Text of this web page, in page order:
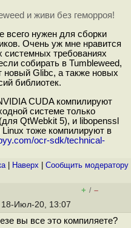
и живи без геморроя!
всего нужен для сборки
Очень уж мне нравится
системных требованиях
собирать в Tumbleweed,
новый Glibc, а также новых
библиотек.
CUDA компилируют
системе только
QtWebkit 5), и libopenssl
тоже компилируют в
ocr-sdk/technical-
| Наверх Cообщить модератору
+ / –
18-Июл-20, 13:07
вы все это компиляете?